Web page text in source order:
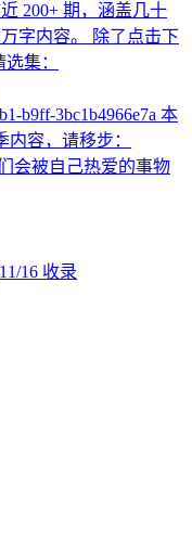
200+ 期，涵盖几十
字内容。 除了点击下
集：
b9ff-3bc1b4966e7a 本
容，请移步：
会被自己热爱的事物
11/16 收录